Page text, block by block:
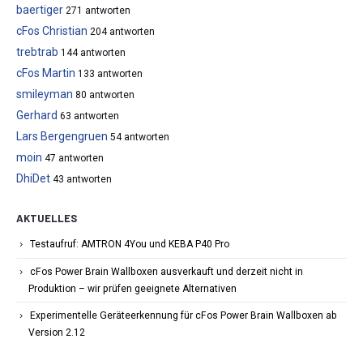
baertiger 271 antworten
cFos Christian 204 antworten
trebtrab 144 antworten
cFos Martin 133 antworten
smileyman 80 antworten
Gerhard 63 antworten
Lars Bergengruen 54 antworten
moin 47 antworten
DhiDet 43 antworten
AKTUELLES
Testaufruf: AMTRON 4You und KEBA P40 Pro
cFos Power Brain Wallboxen ausverkauft und derzeit nicht in
Produktion – wir prüfen geeignete Alternativen
Experimentelle Geräteerkennung für cFos Power Brain Wallboxen ab
Version 2.12